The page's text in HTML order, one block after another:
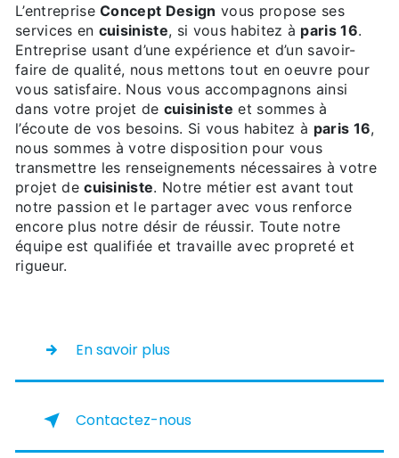
L’entrepriseConcept Design vous propose ses
services en cuisiniste, si vous habitez à paris 16.
Entreprise usant d’une expérience et d’un savoir-
faire de qualité, nous mettons tout en oeuvre pour
vous satisfaire. Nous vous accompagnons ainsi
dans votre projet de cuisiniste et sommes à
l’écoute de vos besoins. Si vous habitez à paris 16,
nous sommes à votre disposition pour vous
transmettre les renseignements nécessaires à votre
projet decuisiniste. Notre métier est avant tout
notre passion et le partager avec vous renforce
encore plus notre désir de réussir. Toute notre
équipe est qualifiée et travaille avec propreté et
rigueur.
En savoir plus
Contactez-nous